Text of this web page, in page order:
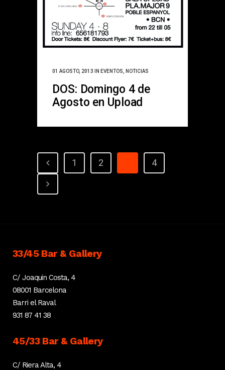
01 AGOSTO, 2013 IN EVENTOS, NOTICIAS
DOS: Domingo 4 de
Agosto en Upload
1 2 4
33/45 Bar & Gallery
C/ Joaquin Costa, 4
08001 Barcelona
Barri el Raval
931 87 41 38
45/33 Bar & Gallery
C/ Riera Alta, 4